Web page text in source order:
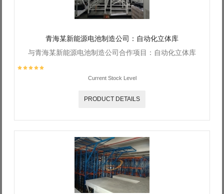
青海某新能源电池制造公司：自动化立体库
与青海某新能源电池制造公司合作项目：自动化立体库
Current Stock Level
PRODUCT DETAILS